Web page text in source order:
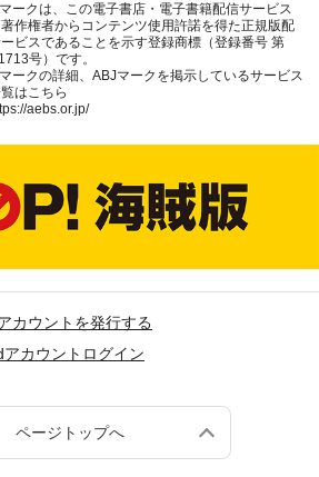
ークは、この電子書店・電子書籍配信サービス
作権者からコンテンツ使用許諾を得た正規版配
ビスであることを示す登録商標（登録番号 第
号）です。
ークの詳細、ABJマークを掲示しているサービス
はこちら
aebs.or.jp/
カウントを発行する
アカウントログイン
ページトップへ